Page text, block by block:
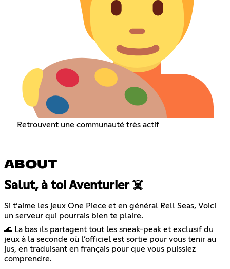
Retrouvent une communauté très actif
ABOUT
Salut, à toi Aventurier ☠️
Si t’aime les jeux One Piece et en général Rell Seas, Voici
un serveur qui pourrais bien te plaire.
🌊 La bas ils partagent tout les sneak-peak et exclusif du
jeux à la seconde où l’officiel est sortie pour vous tenir au
jus, en traduisant en français pour que vous puissiez
comprendre.